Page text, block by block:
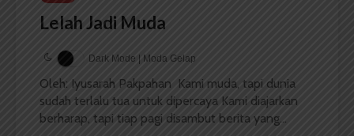
Lelah Jadi Muda
Dark Mode | Moda Gelap
Oleh: Iyusarah Pakpahan Kami muda, tapi dunia
sudah terlalu tua untuk dipercaya Kami diajarkan
berharap, tapi tiap pagi disambut berita yang...